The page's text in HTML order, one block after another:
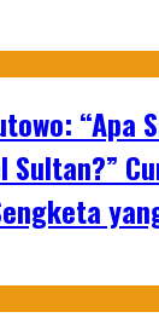
“Apa
Sultan?”